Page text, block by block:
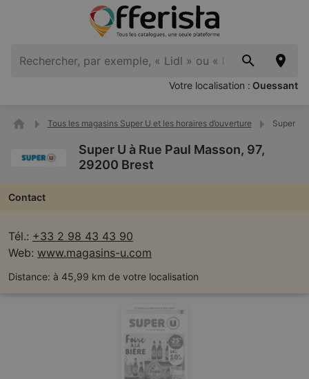
Votre localisation : Ouessant
Tous les magasins Super U et les horaires d’ouverture Super U
Super U à Rue Paul Masson, 97,
29200 Brest
Contact
Tél.: +33 2 98 43 43 90
Web: www.magasins-u.com
Distance: à 45,99 km de votre localisation